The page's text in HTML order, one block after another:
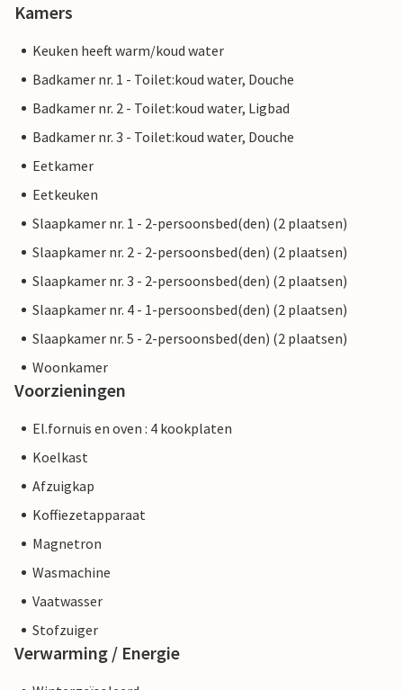
Kamers
Keuken heeft warm/koud water
Badkamer nr. 1 - Toilet:koud water, Douche
Badkamer nr. 2 - Toilet:koud water, Ligbad
Badkamer nr. 3 - Toilet:koud water, Douche
Eetkamer
Eetkeuken
Slaapkamer nr. 1 - 2-persoonsbed(den) (2 plaatsen)
Slaapkamer nr. 2 - 2-persoonsbed(den) (2 plaatsen)
Slaapkamer nr. 3 - 2-persoonsbed(den) (2 plaatsen)
Slaapkamer nr. 4 - 1-persoonsbed(den) (2 plaatsen)
Slaapkamer nr. 5 - 2-persoonsbed(den) (2 plaatsen)
Woonkamer
Voorzieningen
El.fornuis en oven : 4 kookplaten
Koelkast
Afzuigkap
Koffiezetapparaat
Magnetron
Wasmachine
Vaatwasser
Stofzuiger
Verwarming / Energie